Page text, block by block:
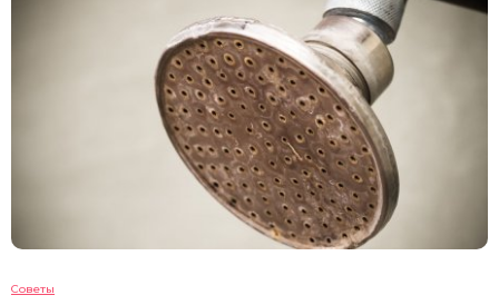
Советы